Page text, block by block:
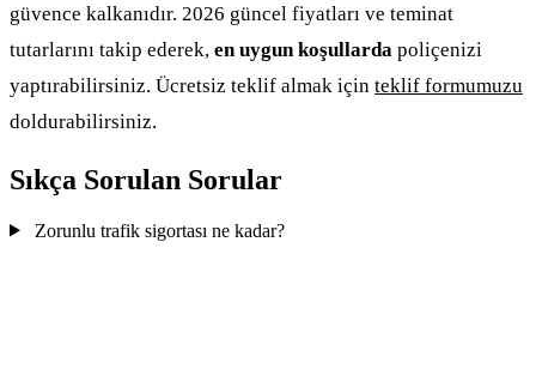
güvence kalkanıdır. 2026 güncel fiyatları ve teminat
tutarlarını takip ederek, en uygun koşullarda poliçenizi
yaptırabilirsiniz. Ücretsiz teklif almak için teklif formumuzu
doldurabilirsiniz.
Sıkça Sorulan Sorular
Zorunlu trafik sigortası ne kadar?